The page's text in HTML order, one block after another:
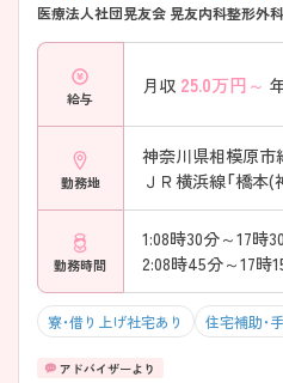
医療法人社団晃友会 晃友内科整形外
給与
月収 25.0万円～
勤務地
神奈川県相模原市
ＪＲ横浜線「橋本(
勤務時間
1:08時30分～17時
2:08時45分～17時
寮・借り上げ社宅あり 住宅補助・